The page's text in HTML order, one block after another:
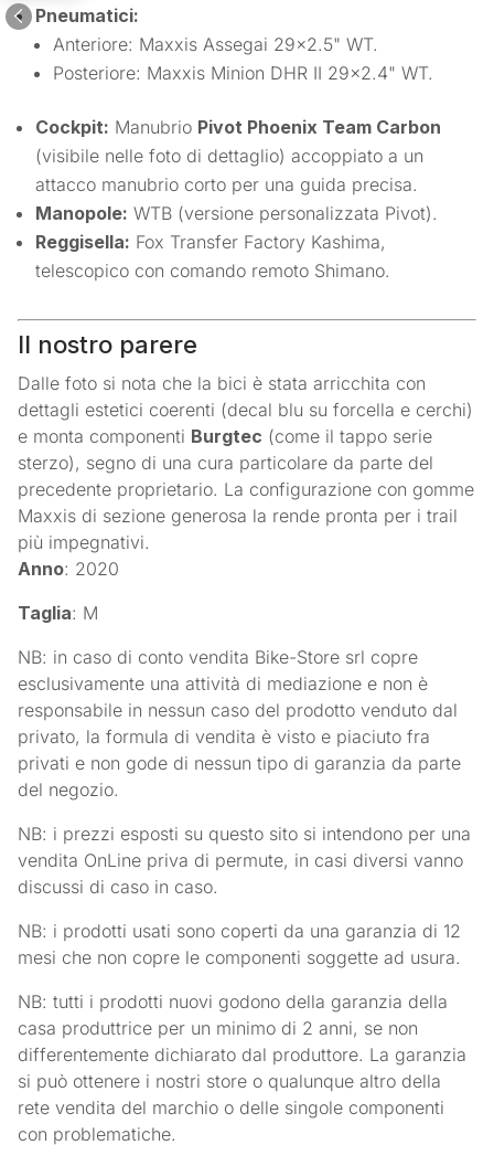
Pneumatici:
Anteriore: Maxxis Assegai 29×2.5" WT.
Posteriore: Maxxis Minion DHR II 29×2.4" WT.
Cockpit: Manubrio Pivot Phoenix Team Carbon
(visibile nelle foto di dettaglio) accoppiato a un
attacco manubrio corto per una guida precisa.
Manopole: WTB (versione personalizzata Pivot).
Reggisella: Fox Transfer Factory Kashima,
telescopico con comando remoto Shimano.
Il nostro parere
Dalle foto si nota che la bici è stata arricchita con
dettagli estetici coerenti (decal blu su forcella e cerchi)
e monta componenti Burgtec (come il tappo serie
sterzo), segno di una cura particolare da parte del
precedente proprietario. La configurazione con gomme
Maxxis di sezione generosa la rende pronta per i trail
più impegnativi.
Anno: 2020
Taglia: M
NB: in caso di conto vendita Bike-Store srl copre
esclusivamente una attività di mediazione e non è
responsabile in nessun caso del prodotto venduto dal
privato, la formula di vendita è visto e piaciuto fra
privati e non gode di nessun tipo di garanzia da parte
del negozio.
NB: i prezzi esposti su questo sito si intendono per una
vendita OnLine priva di permute, in casi diversi vanno
discussi di caso in caso.
NB: i prodotti usati sono coperti da una garanzia di 12
mesi che non copre le componenti soggette ad usura.
NB: tutti i prodotti nuovi godono della garanzia della
casa produttrice per un minimo di 2 anni, se non
differentemente dichiarato dal produttore. La garanzia
si può ottenere i nostri store o qualunque altro della
rete vendita del marchio o delle singole componenti
con problematiche.